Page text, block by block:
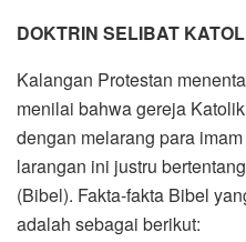
DOKTRIN SELIBAT
Kalangan Protestan
menilai bahwa gereja
dengan melarang para
larangan ini justru
(Bibel). Fakta-fakta Bibel
adalah sebagai berikut: